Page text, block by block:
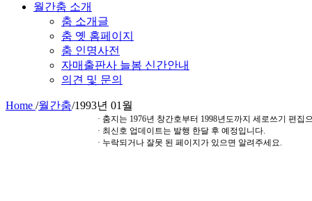
월간춤 소개
춤 소개글
춤 옛 홈페이지
춤 인명사전
자매출판사 늘봄 신간안내
의견 및 문의
Home /월간춤/1993년 01월
· 춤지는 1976년 창간호부터 1998년도까지 세로쓰기 편집
· 최신호 업데이트는 발행 한달 후 예정입니다.
· 누락되거나 잘못 된 페이지가 있으면 알려주세요.